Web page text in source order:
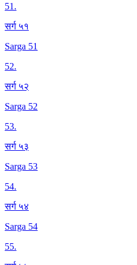
51.
सर्ग ५१
Sarga 51
52.
सर्ग ५२
Sarga 52
53.
सर्ग ५३
Sarga 53
54.
सर्ग ५४
Sarga 54
55.